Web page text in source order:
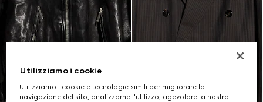
Utilizziamo i cookie
Utilizziamo i cookie e tecnologie simili per migliorare la
navigazione del sito, analizzarne l'utilizzo, agevolare la nostra